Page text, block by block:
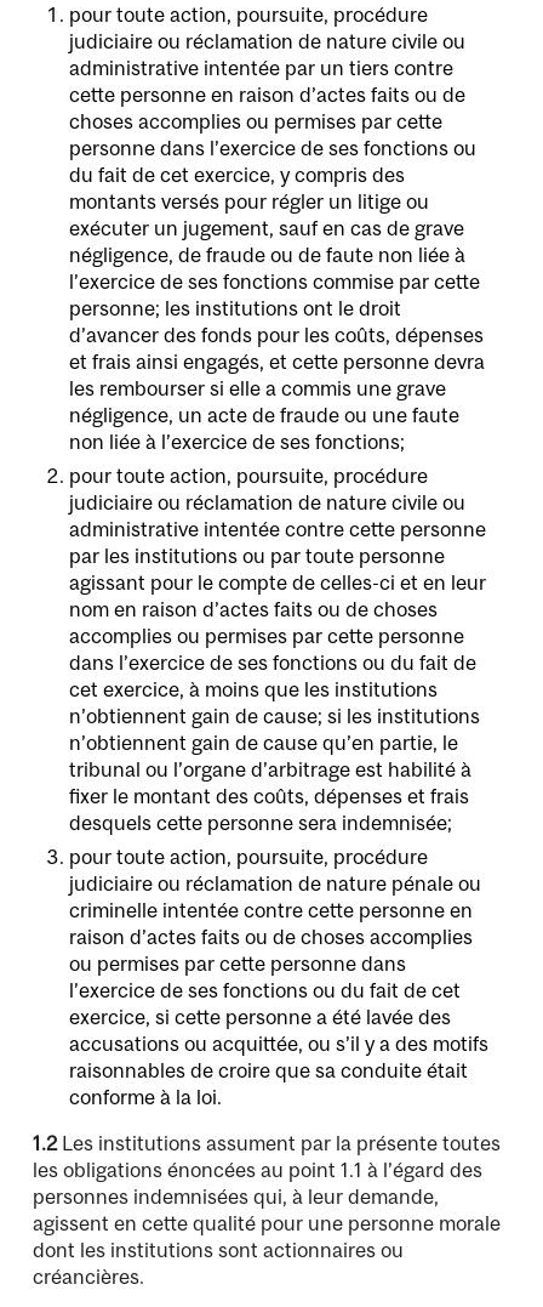
pour toute action, poursuite, procédure
judiciaire ou réclamation de nature civile ou
administrative intentée par un tiers contre
cette personne en raison d’actes faits ou de
choses accomplies ou permises par cette
personne dans l’exercice de ses fonctions ou
du fait de cet exercice, y compris des
montants versés pour régler un litige ou
exécuter un jugement, sauf en cas de grave
négligence, de fraude ou de faute non liée à
l’exercice de ses fonctions commise par cette
personne; les institutions ont le droit
d’avancer des fonds pour les coûts, dépenses
et frais ainsi engagés, et cette personne devra
les rembourser si elle a commis une grave
négligence, un acte de fraude ou une faute
non liée à l’exercice de ses fonctions;
pour toute action, poursuite, procédure
judiciaire ou réclamation de nature civile ou
administrative intentée contre cette personne
par les institutions ou par toute personne
agissant pour le compte de celles-ci et en leur
nom en raison d’actes faits ou de choses
accomplies ou permises par cette personne
dans l’exercice de ses fonctions ou du fait de
cet exercice, à moins que les institutions
n’obtiennent gain de cause; si les institutions
n’obtiennent gain de cause qu’en partie, le
tribunal ou l’organe d’arbitrage est habilité à
fixer le montant des coûts, dépenses et frais
desquels cette personne sera indemnisée;
pour toute action, poursuite, procédure
judiciaire ou réclamation de nature pénale ou
criminelle intentée contre cette personne en
raison d’actes faits ou de choses accomplies
ou permises par cette personne dans
l’exercice de ses fonctions ou du fait de cet
exercice, si cette personne a été lavée des
accusations ou acquittée, ou s’il y a des motifs
raisonnables de croire que sa conduite était
conforme à la loi.
1.2Les institutions assument par la présente toutes
les obligations énoncées au point 1.1 à l’égard des
personnes indemnisées qui, à leur demande,
agissent en cette qualité pour une personne morale
dont les institutions sont actionnaires ou
créancières.